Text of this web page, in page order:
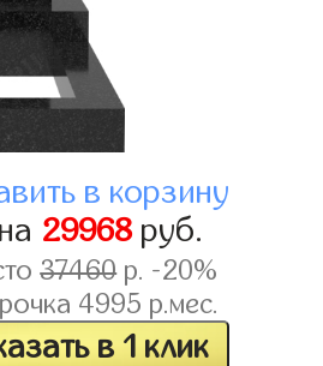
в корзину
29968 руб.
37460р. -20%
4995 р.мес.
в 1 клик